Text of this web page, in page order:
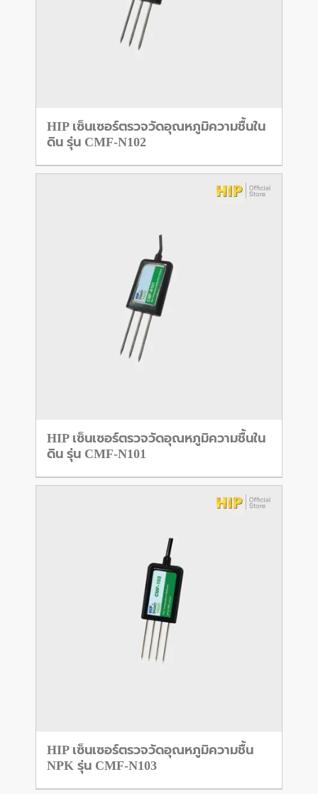
HIP เซ็นเซอร์ตรวจวัดอุณหภูมิความชื้นใน
ดิน รุ่น CMF-N102
HIP เซ็นเซอร์ตรวจวัดอุณหภูมิความชื้นใน
ดิน รุ่น CMF-N101
HIP เซ็นเซอร์ตรวจวัดอุณหภูมิความชื้น
NPK รุ่น CMF-N103